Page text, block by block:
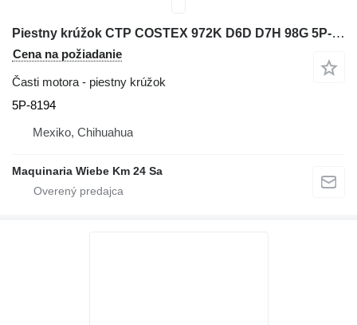
Piestny krúžok CTP COSTEX 972K D6D D7H 98G 5P-8194 na kolesového nakladača Caterpillar 966G 777D
Cena na požiadanie
Časti motora - piestny krúžok
5P-8194
Mexiko, Chihuahua
Maquinaria Wiebe Km 24 Sa